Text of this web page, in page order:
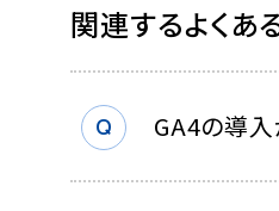
関連するよくあ
GA4の導入